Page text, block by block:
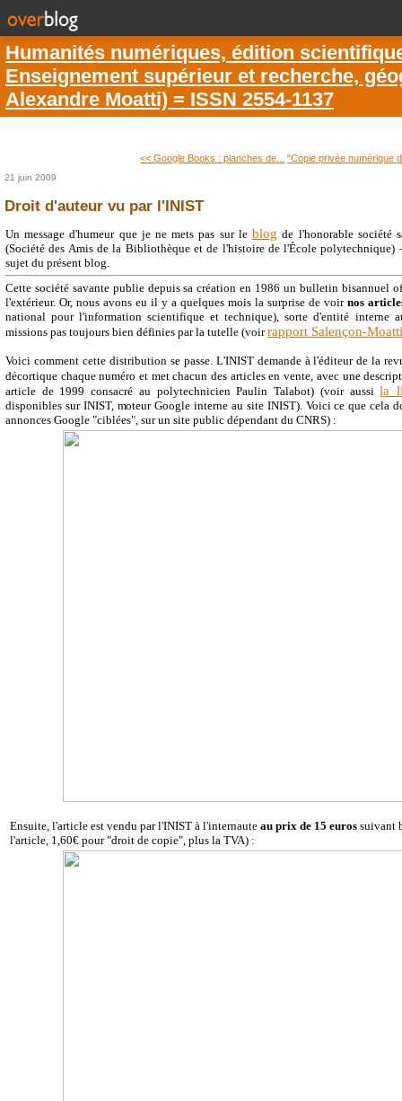
Humanités numériques, édition
Enseignement supérieur et recherche,
Alexandre Moatti) = ISSN 2554-1137
<< Google Books : planches de... "Copie privée numérique
21 juin 2009
Droit d'auteur vu par l'INIST
Un message d'humeur que je ne mets pas sur leblog de l'honorable société
(Société des Amis de la Bibliothèque et de l'histoire de l'École
sujet du présent blog.
Cette société savante publie depuis sa création en 1986 un bulletin bisannuel
l'extérieur. Or, nous avons eu il y a quelques mois la surprise de voir nos
national pour l'information scientifique et technique), sorte d'entité interne
missions pas toujours bien définies par la tutelle (voirrapport Salençon-Moatti
Voici comment cette distribution se passe. L'INIST demande à l'éditeur de la
décortique chaque numéro et met chacun des articles en vente, avec une
article de 1999 consacré au polytechnicien Paulin Talabot) (voir aussila
disponibles sur INIST, moteur Google interne au site INIST). Voici ce que cela
annonces Google "ciblées", sur un site public dépendant du CNRS) :
Ensuite, l'article est vendu par l'INIST à l'internaute au prix de 15 euros suivant
l'article, 1,60€ pour "droit de copie", plus la TVA) :